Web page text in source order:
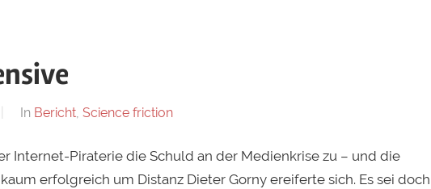
In Bericht, Science friction
Internet-Piraterie die Schuld an der Medienkrise zu – und die
erfolgreich um Distanz Dieter Gorny ereiferte sich. Es sei doch